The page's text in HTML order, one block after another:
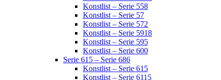
Konstlist – Serie 558
Konstlist – Serie 57
Konstlist – Serie 572
Konstlist – Serie 5918
Konstlist – Serie 595
Konstlist – Serie 600
Serie 615 – Serie 686
Konstlist – Serie 615
Konstlist – Serie 6115